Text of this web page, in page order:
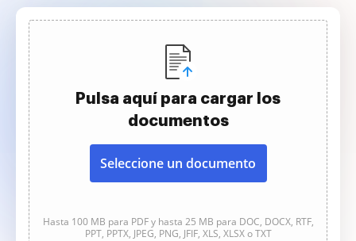
Pulsa aquí para cargar los
documentos
Seleccione un documento
Hasta 100 MB para PDF y hasta 25 MB para DOC, DOCX, RTF,
PPT, PPTX, JPEG, PNG, JFIF, XLS, XLSX o TXT